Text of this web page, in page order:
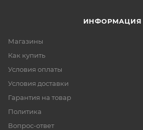
ИНФОРМАЦИЯ
Магазины
Как купить
Условия оплаты
Условия доставки
Гарантия на товар
Политика
Вопрос-ответ